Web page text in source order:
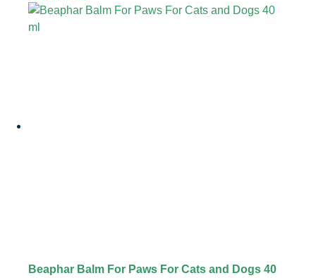
Beaphar Balm For Paws For Cats and Dogs 40